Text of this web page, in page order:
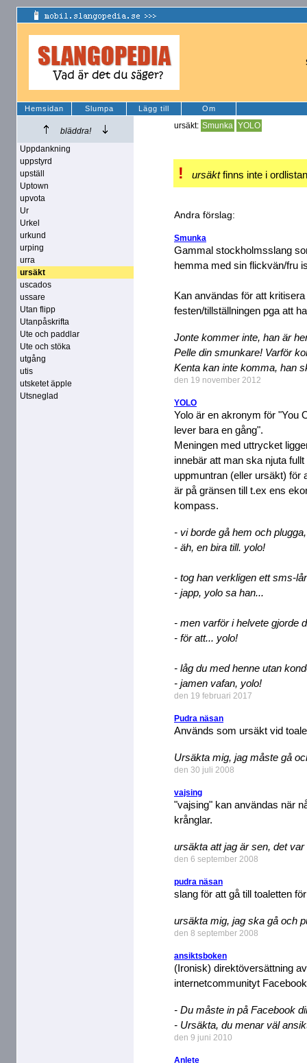
Hemsidan Slumpa Lägg till Om
bläddra!
Uppdankning
uppstyrd
upställ
Uptown
upvota
Ur
Urkel
urkund
urping
urra
ursäkt
uscados
ussare
Utan flipp
Utanpåskrifta
Ute och paddlar
Ute och stöka
utgång
utis
utsketet äpple
Utsneglad
ursäkt: Smunka YOLO
! ursäktfinns inte i
Andra förslag:
Smunka
Gammal stockholmsslang
hemma med sin flickvän/fru
Kan användas för att
festen/tillställningen pga att
Jonte kommer inte, han är
Pelle din smunkare! Varför
Kenta kan inte komma, han
den 19 november 2012
YOLO
Yolo är en akronym för "You
lever bara en gång".
Meningen med uttrycket
innebär att man ska njuta
uppmuntran (eller ursäkt) för
är på gränsen till t.ex ens
kompass.
- vi borde gå hem och
- äh, en bira till. yolo!
- tog han verkligen ett sms-
- japp, yolo sa han...
- men varför i helvete gjorde
- för att... yolo!
- låg du med henne utan
- jamen vafan, yolo!
den 19 februari 2017
Pudra näsan
Används som ursäkt vid
Ursäkta mig, jag måste gå
den 30 juli 2008
vajsing
"vajsing" kan användas när
krånglar.
ursäkta att jag är sen, det
den 6 september 2008
pudra näsan
slang för att gå till toaletten
ursäkta mig, jag ska gå och
den 8 september 2008
ansiktsboken
(Ironisk) direktöversättning
internetcommunityt
- Du måste in på Facebook
- Ursäkta, du menar väl
den 9 juni 2010
Anlete